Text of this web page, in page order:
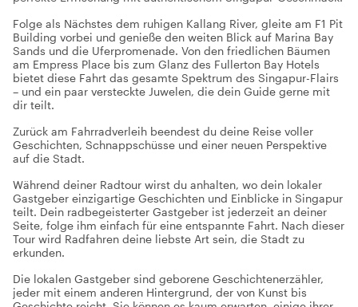
Folge als Nächstes dem ruhigen Kallang River, gleite am F1 Pit
Building vorbei und genieße den weiten Blick auf Marina Bay
Sands und die Uferpromenade. Von den friedlichen Bäumen
am Empress Place bis zum Glanz des Fullerton Bay Hotels
bietet diese Fahrt das gesamte Spektrum des Singapur-Flairs
– und ein paar versteckte Juwelen, die dein Guide gerne mit
dir teilt.
Zurück am Fahrradverleih beendest du deine Reise voller
Geschichten, Schnappschüsse und einer neuen Perspektive
auf die Stadt.
Während deiner Radtour wirst du anhalten, wo dein lokaler
Gastgeber einzigartige Geschichten und Einblicke in Singapur
teilt. Dein radbegeisterter Gastgeber ist jederzeit an deiner
Seite, folge ihm einfach für eine entspannte Fahrt. Nach dieser
Tour wird Radfahren deine liebste Art sein, die Stadt zu
erkunden.
Die lokalen Gastgeber sind geborene Geschichtenerzähler,
jeder mit einem anderen Hintergrund, der von Kunst bis